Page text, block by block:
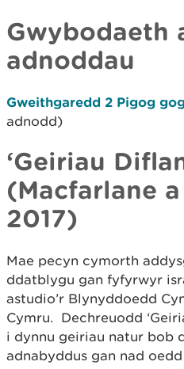
Gwybodaeth
adnoddau
Gweithgaredd 2 Pigog
adnodd)
‘Geiriau
(Macfarlane
2017)
Mae pecyn cymorth
ddatblygu gan fyfyrwyr
astudio’r Blynyddoedd
Cymru. Dechreuodd
i dynnu geiriau natur bob
adnabyddus gan nad